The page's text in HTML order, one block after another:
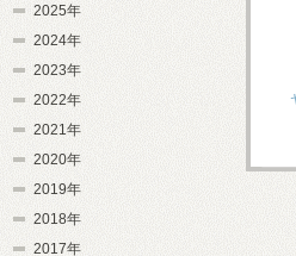
2025年
2024年
2023年
2022年
2021年
2020年
2019年
2018年
2017年